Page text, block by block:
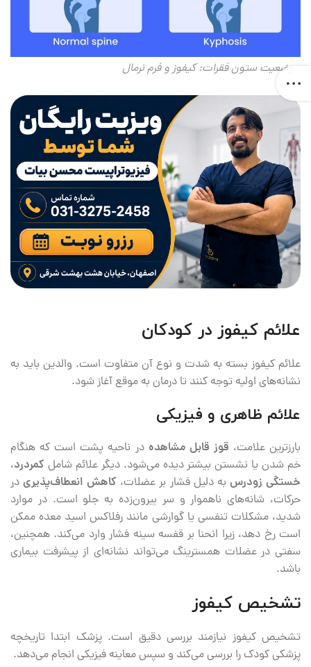
وضعیت ستون فقرات: کیفوز و فرم نرمال
علائم کیفوز در کودکان
علائم کیفوز بسته به شدت و نوع آن متفاوت است. والدین باید به
نشانه‌های اولیه توجه کنند تا درمان به موقع آغاز شود.
علائم ظاهری و فیزیکی
بارزترین علامت، قوز قابل مشاهده در ناحیه پشت است که هنگام
خم شدن یا نشستن بیشتر دیده می‌شود. دیگر علائم شامل کمردرد،
خستگی زودرس به دلیل فشار بر عضلات، کاهش انعطاف‌پذیری در
حرکات، شانه‌های ناهموار و سر بیرون‌زده به جلو است. در موارد
شدید، مشکلات تنفسی یا گوارشی مانند رفلاکس اسید معده ممکن
است رخ دهد، زیرا انحنا بر قفسه سینه فشار وارد می‌کند. همچنین،
سفتی در عضلات همسترینگ می‌تواند نشانه‌ای از پیشرفت بیماری
باشد.
تشخیص کیفوز
تشخیص کیفوز نیازمند بررسی دقیق است. پزشک ابتدا تاریخچه
پزشکی کودک را بررسی می‌کند و سپس معاینه فیزیکی انجام می‌دهد.